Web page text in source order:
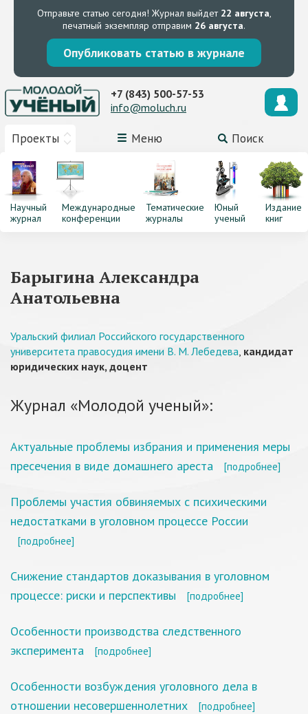
Отправьте статью сегодня! Журнал выйдет 22 августа,
печатный экземпляр отправим 26 августа.
Опубликовать статью в журнале
Проекты Меню Поиск
+7 (843) 500-57-53
info@moluch.ru
Научный
журнал
Международные
конференции
Тематические
журналы
Юный
ученый
Издание
книг
Барыгина Александра
Анатольевна
Уральский филиал Российского государственного
университета правосудия имени В. М. Лебедева, кандидат
юридических наук, доцент
Журнал «Молодой ученый»:
Актуальные проблемы избрания и применения меры
пресечения в виде домашнего ареста
[подробнее]
Проблемы участия обвиняемых с психическими
недостатками в уголовном процессе России
[подробнее]
Снижение стандартов доказывания в уголовном
процессе: риски и перспективы
[подробнее]
Особенности производства следственного
эксперимента
[подробнее]
Особенности возбуждения уголовного дела в
отношении несовершеннолетних
[подробнее]